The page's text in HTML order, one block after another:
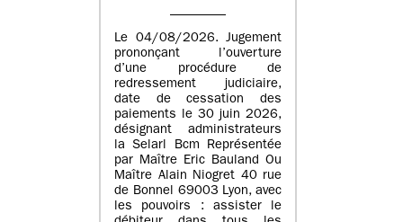
Le 04/08/2026. Jugement
prononçant l’ouverture
d’une procédure de
redressement judiciaire,
date de cessation des
paiements le 30 juin 2026,
désignant administrateurs
la Selarl Bcm Représentée
par Maître Eric Bauland Ou
Maître Alain Niogret 40 rue
de Bonnel 69003 Lyon, avec
les pouvoirs : assister le